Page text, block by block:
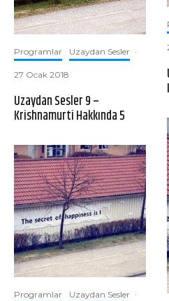
Programlar Uzaydan Sesler ·
27 Ocak 2018
Uzaydan Sesler 9 –
Krishnamurti Hakkında 5
Programlar Uzaydan Sesler ·